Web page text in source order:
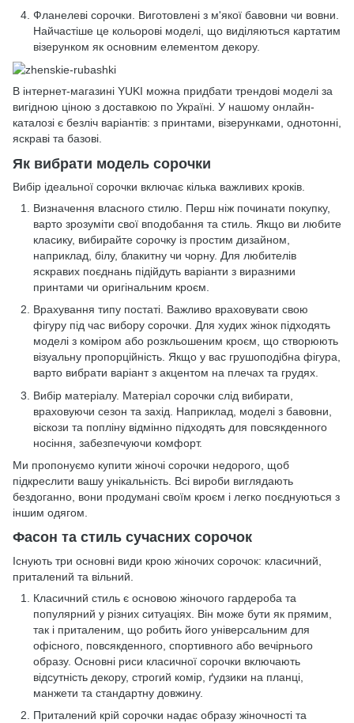
Фланелеві сорочки. Виготовлені з м'якої бавовни чи вовни.
Найчастіше це кольорові моделі, що виділяються картатим
візерунком як основним елементом декору.
В інтернет-магазині YUKI можна придбати трендові моделі за
вигідною ціною з доставкою по Україні. У нашому онлайн-
каталозі є безліч варіантів: з принтами, візерунками, однотонні,
яскраві та базові.
Як вибрати модель сорочки
Вибір ідеальної сорочки включає кілька важливих кроків.
Визначення власного стилю. Перш ніж починати покупку,
варто зрозуміти свої вподобання та стиль. Якщо ви любите
класику, вибирайте сорочку із простим дизайном,
наприклад, білу, блакитну чи чорну. Для любителів
яскравих поєднань підійдуть варіанти з виразними
принтами чи оригінальним кроєм.
Врахування типу постаті. Важливо враховувати свою
фігуру під час вибору сорочки. Для худих жінок підходять
моделі з коміром або розкльошеним кроєм, що створюють
візуальну пропорційність. Якщо у вас грушоподібна фігура,
варто вибрати варіант з акцентом на плечах та грудях.
Вибір матеріалу. Матеріал сорочки слід вибирати,
враховуючи сезон та захід. Наприклад, моделі з бавовни,
віскози та попліну відмінно підходять для повсякденного
носіння, забезпечуючи комфорт.
Ми пропонуємо купити жіночі сорочки недорого, щоб
підкреслити вашу унікальність. Всі вироби виглядають
бездоганно, вони продумані своїм кроєм і легко поєднуються з
іншим одягом.
Фасон та стиль сучасних сорочок
Існують три основні види крою жіночих сорочок: класичний,
приталений та вільний.
Класичний стиль є основою жіночого гардероба та
популярний у різних ситуаціях. Він може бути як прямим,
так і приталеним, що робить його універсальним для
офісного, повсякденного, спортивного або вечірнього
образу. Основні риси класичної сорочки включають
відсутність декору, строгий комір, ґудзики на планці,
манжети та стандартну довжину.
Приталений крій сорочки надає образу жіночності та